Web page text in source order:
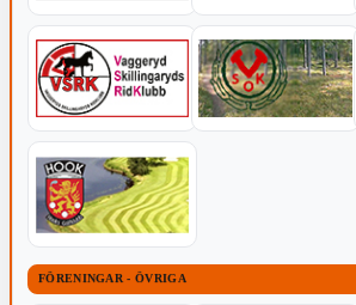
FÖRENINGAR - ÖVRIGA